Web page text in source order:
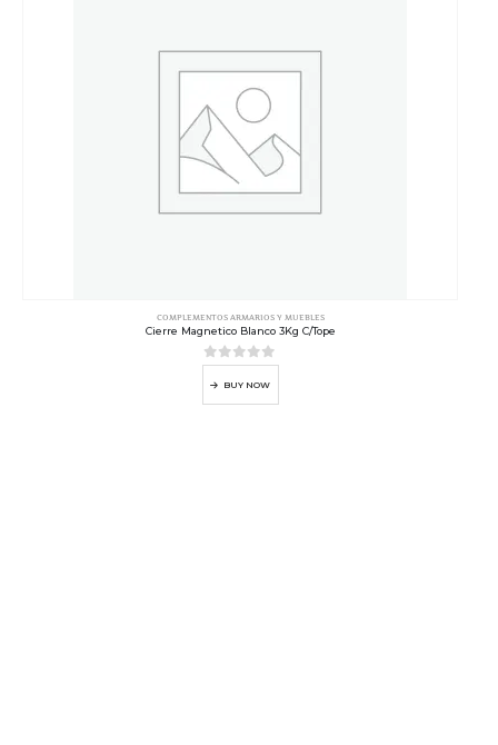
COMPLEMENTOS ARMARIOS Y MUEBLES
Cierre Magnetico Blanco 3Kg C/Tope
0out of 5
BUY NOW